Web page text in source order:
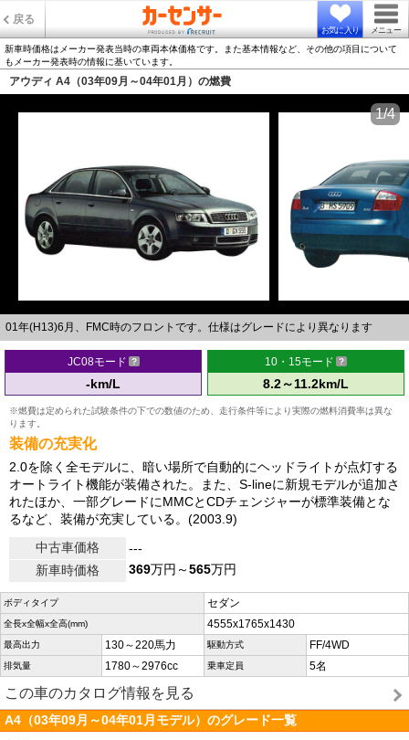
戻る
お気に入り メニュー
新車時価格はメーカー発表当時の車両本体価格です。また基本情報など、その他の項目について
もメーカー発表時の情報に基いています。
アウディ A4（03年09月～04年01月）の燃費
01年(H13)6月、FMC時のフロントです。仕様はグレードにより異なります
1/4
JC08モード
-km/L
10・15モード
8.2～11.2km/L
※燃費は定められた試験条件の下での数値のため、走行条件等により実際の燃料消費率は異な
ります。
装備の充実化
2.0を除く全モデルに、暗い場所で自動的にヘッドライトが点灯する
オートライト機能が装備された。また、S-lineに新規モデルが追加さ
れたほか、一部グレードにMMCとCDチェンジャーが標準装備とな
るなど、装備が充実している。(2003.9)
中古車価格
---
新車時価格
369万円～565万円
ボディタイプ セダン
全長x全幅x全高(mm) 4555x1765x1430
最高出力 130～220馬力 駆動方式 FF/4WD
排気量 1780～2976cc 乗車定員 5名
この車のカタログ情報を見る
A4（03年09月～04年01月モデル）のグレード一覧